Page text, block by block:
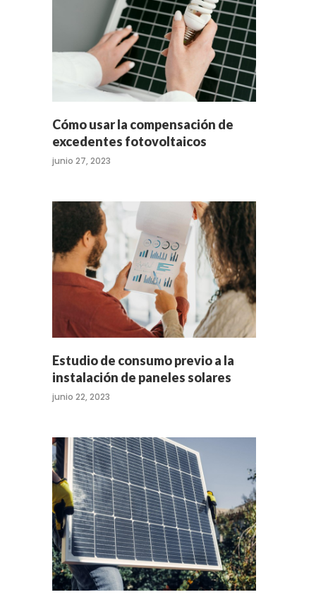
Cómo usar la compensación de
excedentes fotovoltaicos
junio 27, 2023
Estudio de consumo previo a la
instalación de paneles solares
junio 22, 2023